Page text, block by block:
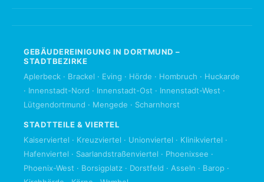
GEBÄUDEREINIGUNG IN DORTMUND –
STADTBEZIRKE
Aplerbeck · Brackel · Eving · Hörde · Hombruch · Huckarde
· Innenstadt-Nord · Innenstadt-Ost · Innenstadt-West ·
Lütgendortmund · Mengede · Scharnhorst
STADTTEILE & VIERTEL
Kaiserviertel · Kreuzviertel · Unionviertel · Klinikviertel ·
Hafenviertel · Saarlandstraßenviertel · Phoenixsee ·
Phoenix-West · Borsigplatz · Dorstfeld · Asseln · Barop ·